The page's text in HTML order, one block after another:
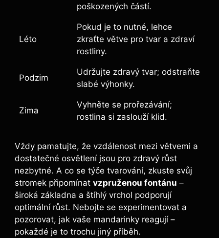
poškozených částí.
Léto
Pokud je to nutné, lehce
zkraťte větve pro tvar a zdraví
rostliny.
Podzim
Udržujte zdravý tvar; odstraňte
slabé výhonky.
Zima
Vyhněte se prořezávání;
rostlina si zaslouží klid.
Vždy pamatujte, že vzdálenost mezi větvemi a
dostatečné osvětlení jsou pro zdravý růst
nezbytné. A co se týče tvarování, zkuste svůj
stromek připomínat vzpruženou fontánu –
široká základna a štíhlý vrchol podporují
optimální růst. Nebojte se experimentovat a
pozorovat, jak vaše mandarinky reagují –
pokaždé je to trochu jiný příběh.